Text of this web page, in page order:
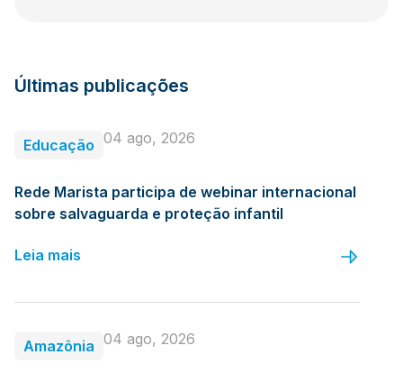
Últimas publicações
Educação 04 ago, 2026
Rede Marista participa de webinar internacional
sobre salvaguarda e proteção infantil
Leia mais
Amazônia 04 ago, 2026